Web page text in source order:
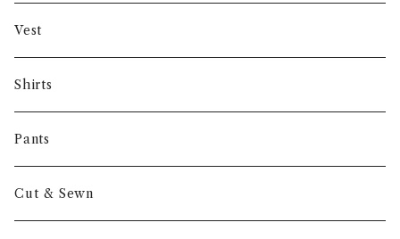
Gambert
NORIEI
Other
Vest
Shirts
Pants
Cut & Sewn